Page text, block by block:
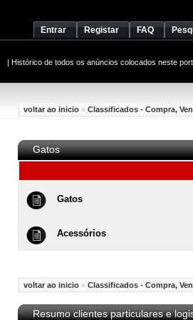
Entrar Registar FAQ
| Histórico de todos os anúncios colocados neste
voltar ao inicio » Classificados - Compra,
Gatos
Gatos
Acessórios
voltar ao inicio » Classificados - Compra,
Resumo clientes particulares e